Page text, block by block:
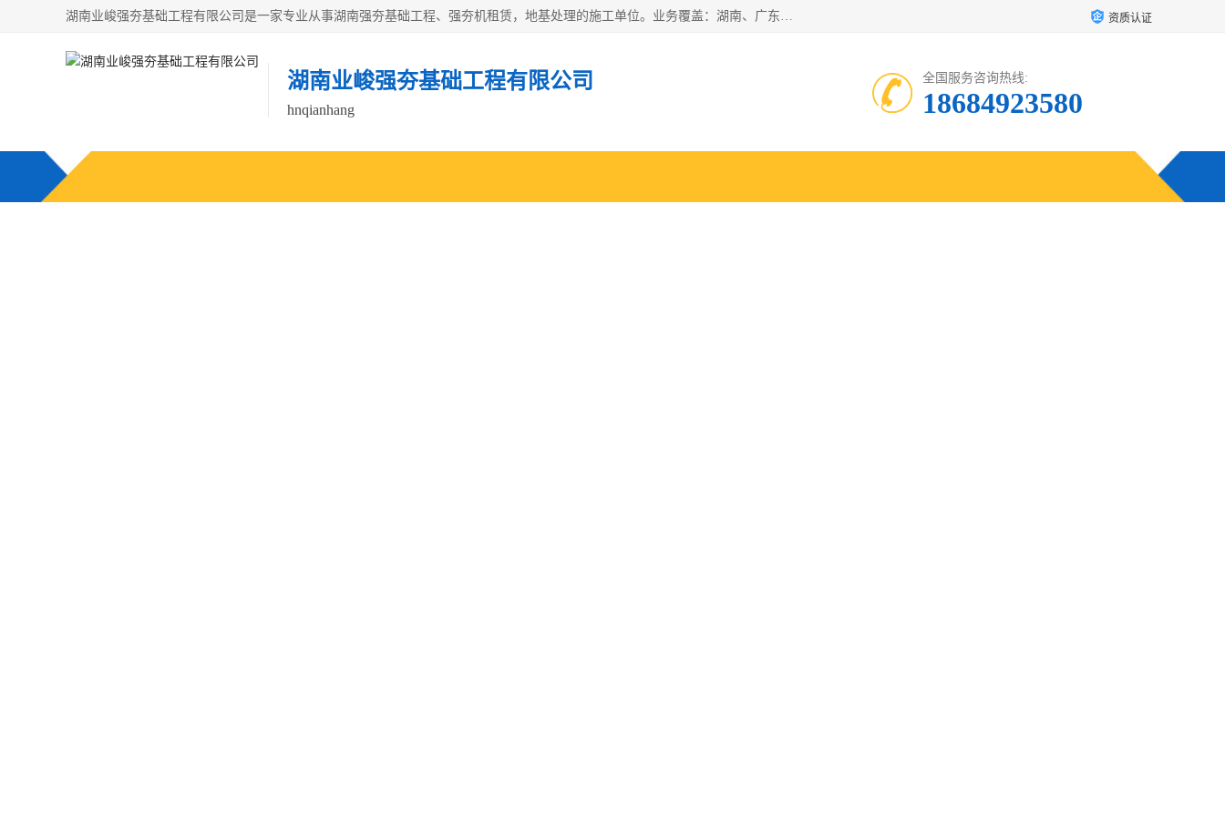
湖南业峻强夯基础工程有限公司是一家专业从事湖南强夯基础工程、强夯机租赁，地基处理的施工单位。业务覆盖：湖南、广东，江西等地。可承接1000KN.m-25000KN.m强夯（置换）工程。公司创始人是国内较早期从事强夯施工的建设者，经过多年的一步一个脚印的发展，在行业内具有较高的度和良好的口碑。 资质认证
湖南业峻强夯基础工程有限公司
hnqianhang
全国服务咨询热线:
18684923580